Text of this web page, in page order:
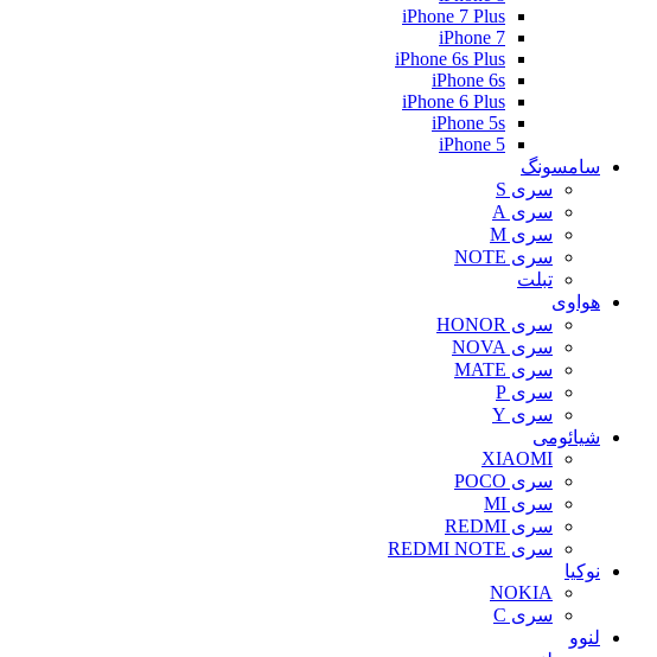
iPhone 7 Plus
iPhone 7
iPhone 6s Plus
iPhone 6s
iPhone 6 Plus
iPhone 5s
iPhone 5
سامسونگ
سری S
سری A
سری M
سری NOTE
تبلت
هواوی
سری HONOR
سری NOVA
سری MATE
سری P
سری Y
شیائومی
XIAOMI
سری POCO
سری MI
سری REDMI
سری REDMI NOTE
نوکیا
NOKIA
سری C
لنوو